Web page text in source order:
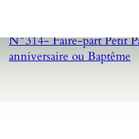
N°314- Faire-part Petit
anniversaire ou Baptême